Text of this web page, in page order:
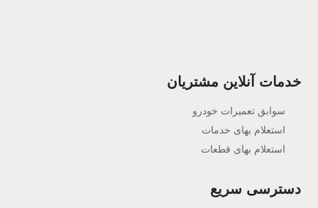
خدمات آنلاین مشتریان
سوابق تعمیرات خودرو
استعلام بهای خدمات
استعلام بهای قطعات
دسترسی سریع